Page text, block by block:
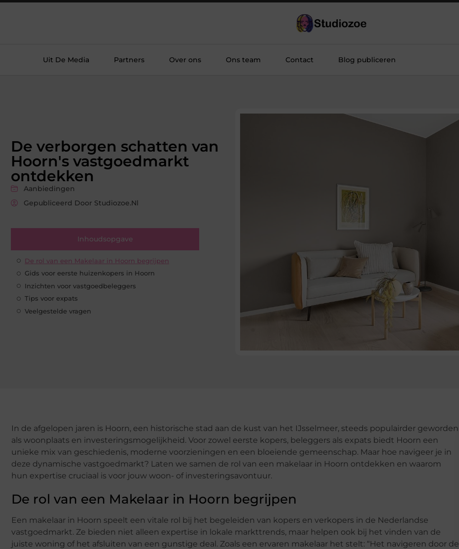
Uit De Media Partners Over ons Ons team Contact Blog publiceren
De verborgen schatten van
Hoorn's vastgoedmarkt
ontdekken
Aanbiedingen
Gepubliceerd Door Studiozoe.nl
Inhoudsopgave
De rol van een Makelaar in Hoorn begrijpen
Gids voor eerste huizenkopers in Hoorn
Inzichten voor vastgoedbeleggers
Tips voor expats
Veelgestelde vragen
In de afgelopen jaren is Hoorn, een historische stad aan de kust van het IJsselmeer, steeds populairder geworden
als woonplaats en investeringsmogelijkheid. Voor zowel eerste kopers, beleggers als expats biedt Hoorn een
unieke mix van geschiedenis, moderne voorzieningen en een bloeiende gemeenschap. Maar hoe navigeer je in
deze dynamische vastgoedmarkt? Laten we samen de rol van een makelaar in Hoorn ontdekken en waarom
hun expertise cruciaal is voor jouw woon- of investeringsavontuur.
De rol van een Makelaar in Hoorn begrijpen
Een makelaar in Hoorn speelt een vitale rol bij het begeleiden van kopers en verkopers in de Nederlandse
vastgoedmarkt. Ze bieden niet alleen expertise in lokale markttrends, maar helpen ook bij het vinden van de
juiste woning of het afsluiten van een gunstige deal. Zoals een ervaren makelaar het stelt: “Het navigeren door de